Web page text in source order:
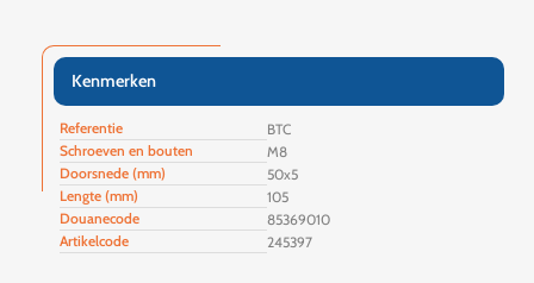
Kenmerken
Referentie
BTC
Schroeven en bouten
M8
Doorsnede (mm)
50x5
Lengte (mm)
105
Douanecode
85369010
Artikelcode
245397